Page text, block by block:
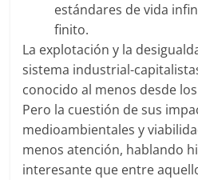
estándares de vida
finito.
La explotación y la
sistema industrial-
conocido al menos desde
Pero la cuestión de sus
medioambientales y
menos atención, hablando
interesante que entre